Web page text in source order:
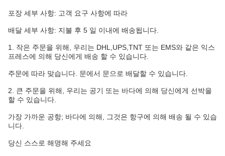
포장 세부 사항: 고객 요구 사항에 따라
배달 세부 사항: 지불 후 5 일 이내에 배송됩니다.
1. 작은 주문을 위해, 우리는 DHL,UPS,TNT 또는 EMS와 같은 익스
프레스에 의해 당신에게 배송 할 수 있습니다.
주문에 따라 맞습니다. 문에서 문으로 배달할 수 있습니다.
2. 큰 주문을 위해, 우리는 공기 또는 바다에 의해 당신에게 선박을
할 수 있습니다.
가장 가까운 공항; 바다에 의해, 그것은 항구에 의해 배송 될 수 있습
니다.
당신 스스로 해명해 주세요